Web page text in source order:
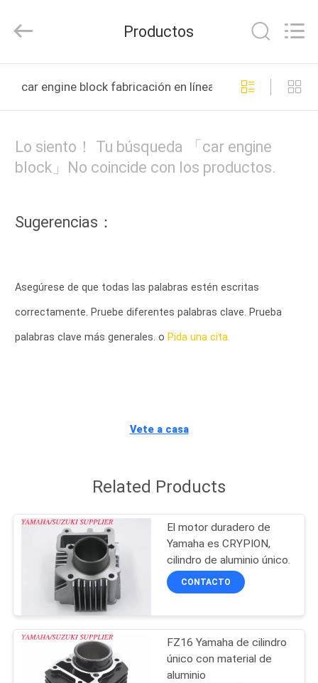
SOBRE
VIAJE
LA
FÁBRICA
CONTACTO
CON
NOTICIAS
PIDA
UNA
Rights
by
Productos
car engine block fabricación en línea
Lo siento！ Tu búsqueda 「car engine
block」No coincide con los productos.
Sugerencias：
Asegúrese de que todas las palabras estén escritas
correctamente. Pruebe diferentes palabras clave. Prueba
palabras clave más generales. o Pida una cita.
Vete a casa
Related Products
El motor duradero de
Yamaha es CRYPION,
cilindro de aluminio único.
CONTACTO
FZ16 Yamaha de cilindro
único con material de
aluminio